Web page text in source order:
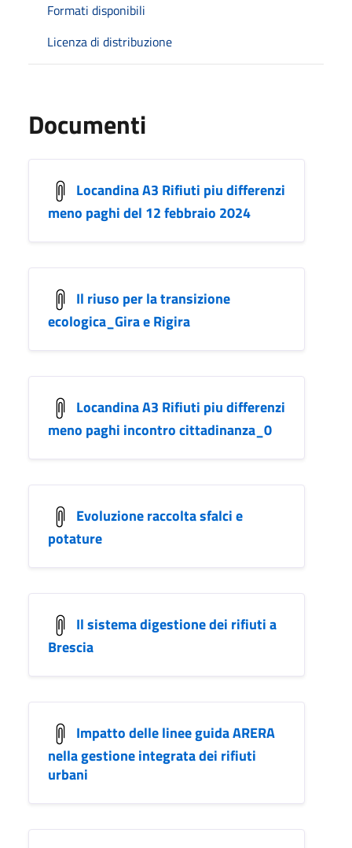
Formati disponibili
Licenza di distribuzione
Documenti
Locandina A3 Rifiuti piu differenzi
meno paghi del 12 febbraio 2024
Il riuso per la transizione
ecologica_Gira e Rigira
Locandina A3 Rifiuti piu differenzi
meno paghi incontro cittadinanza_0
Evoluzione raccolta sfalci e
potature
Il sistema digestione dei rifiuti a
Brescia
Impatto delle linee guida ARERA
nella gestione integrata dei rifiuti
urbani